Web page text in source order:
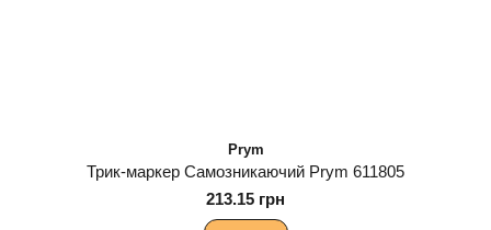
Prym
Трик-маркер Самозникаючий Prym 611805
213.15 грн